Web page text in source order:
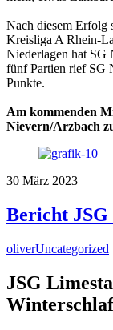
Nach diesem Erfolg
Kreisliga A Rhein-
Niederlagen hat SG
fünf Partien rief SG
Punkte.
Am kommenden
Nievern/Arzbach
30 März 2023
Bericht
oliverUncategorized
JSG